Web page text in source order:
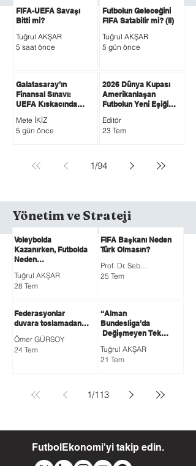
FIFA-UEFA Savaşı
Bitti mi?
Tuğrul AKŞAR
5 saat önce
Futbolun Geleceğini
FIFA Satabilir mi? (II)
Tuğrul AKŞAR
5 gün önce
Galatasaray’ın
Finansal Sınavı:
UEFA Kıskacında
Kırmızı Alarm mı,
Güçlü Gelir Modeli
mi?
Mete İKİZ
5 gün önce
2026 Dünya Kupası
Amerikanlaşan
Futbolun Yeni Eşiği
Editör
23 Tem
1/94
Yönetim ve Strateji
Voleybolda
Kazanırken, Futbolda
Neden
Tuğrul AKŞAR
28 Tem
FIFA Başkanı Neden
Türk Olmasın?
25 Tem
Federasyonlar
duvara toslamadan…
Ömer GÜRSOY
24 Tem
“Alman
Bundesliga’da
Değişmeyen Tek
Bitmeyen Hakimiyeti”
Tuğrul AKŞAR
21 Tem
1/113
FutbolEkonomi'yi takip edin.